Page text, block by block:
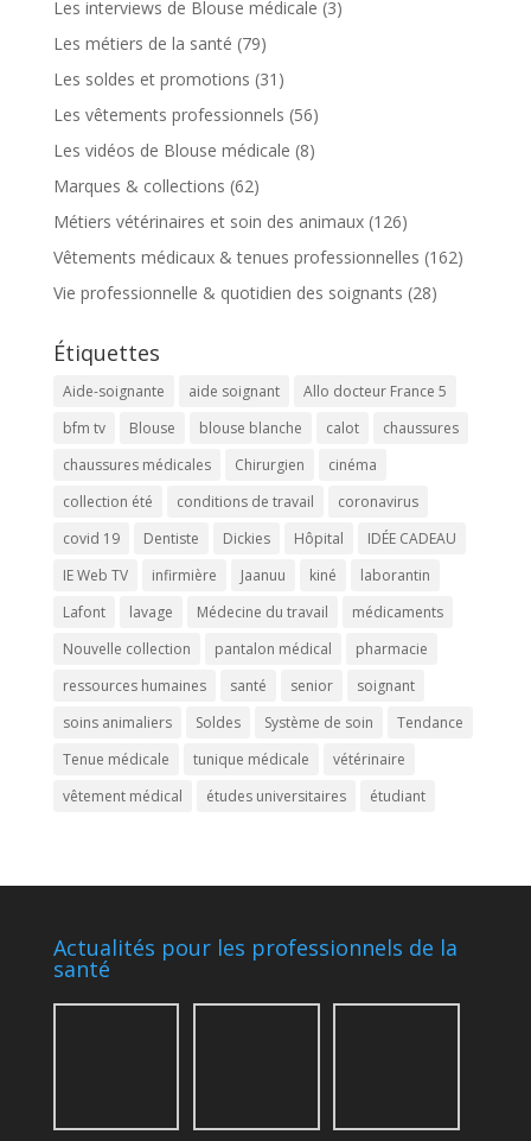
Les interviews de Blouse médicale (3)
Les métiers de la santé (79)
Les soldes et promotions (31)
Les vêtements professionnels (56)
Les vidéos de Blouse médicale (8)
Marques & collections (62)
Métiers vétérinaires et soin des animaux(126)
Vêtements médicaux & tenues professionnelles (162)
Vie professionnelle & quotidien des soignants (28)
Étiquettes
Aide-soignante aide soignant
Allo docteur France 5
bfm tv
Blouse blouse blanche calot
chaussures
chaussures médicales
Chirurgien
cinéma
collection été
conditions de travail
coronavirus
covid 19
Dentiste Dickies Hôpital
IDÉE CADEAU
IE Web TV
infirmière Jaanuu kiné
laborantin
Lafont
lavage Médecine du travail
médicaments
Nouvelle collection
pantalon médical
pharmacie
ressources humaines
santé senior
soignant
soins animaliers
Soldes Système de soin
Tendance
Tenue médicale
tunique médicale
vétérinaire
vêtement médical
études universitaires étudiant
Actualités pour les professionnels de la
santé